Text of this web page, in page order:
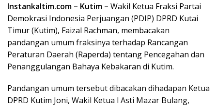
Instankaltim.com – Kutim – Wakil Ketua Fraksi Partai
Demokrasi Indonesia Perjuangan (PDIP) DPRD Kutai
Timur (Kutim), Faizal Rachman, membacakan
pandangan umum fraksinya terhadap Rancangan
Peraturan Daerah (Raperda) tentang Pencegahan dan
Penanggulangan Bahaya Kebakaran di Kutim.
Pandangan umum tersebut dibacakan dihadapan Ketua
DPRD Kutim Joni, Wakil Ketua l Asti Mazar Bulang,